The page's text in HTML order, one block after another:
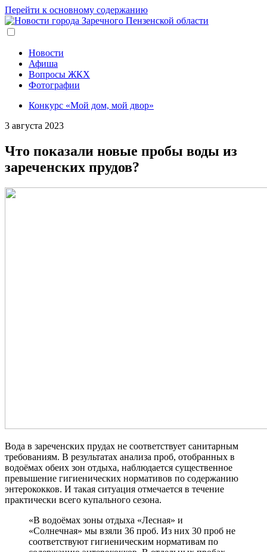
Перейти к основному содержанию
Новости
Афиша
Вопросы ЖКХ
Фотографии
Конкурс «Мой дом, мой двор»
3 августа 2023
Что показали новые пробы воды из
зареченских прудов?
Вода в зареченских прудах не соответствует санитарным
требованиям. В результатах анализа проб, отобранных в
водоёмах обеих зон отдыха, наблюдается существенное
превышение гигиенических нормативов по содержанию
энтерококков. И такая ситуация отмечается в течение
практически всего купального сезона.
«В водоёмах зоны отдыха «Лесная» и
«Солнечная» мы взяли 36 проб. Из них 30 проб не
соответствуют гигиеническим нормативам по